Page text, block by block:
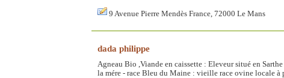
9 Avenue Pierre Mendès France, 72000 Le Mans
dada philippe
Agneau Bio ,Viande en caissette : Eleveur situé en
la mére - race Bleu du Maine : vieille race ovine locale